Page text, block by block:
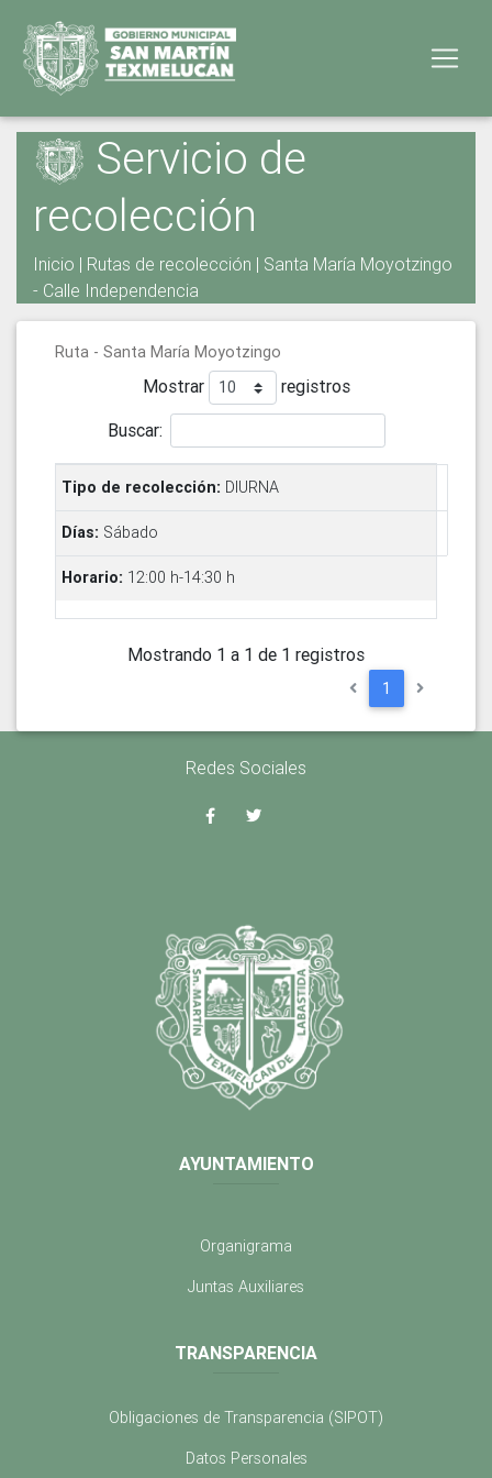
Servicio de
recolección
Inicio | Rutas de recolección | Santa María Moyotzingo
- Calle Independencia
Ruta - Santa María Moyotzingo
Mostrar
registros
Buscar:
DIURNA
Sábado
12:00 h-14:30 h
Mostrando 1 a 1 de 1 registros
1
Redes Sociales
AYUNTAMIENTO
Organigrama
Juntas Auxiliares
TRANSPARENCIA
Obligaciones de Transparencia (SIPOT)
Datos Personales